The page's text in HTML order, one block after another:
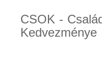
CSOK -
Kedvezménye